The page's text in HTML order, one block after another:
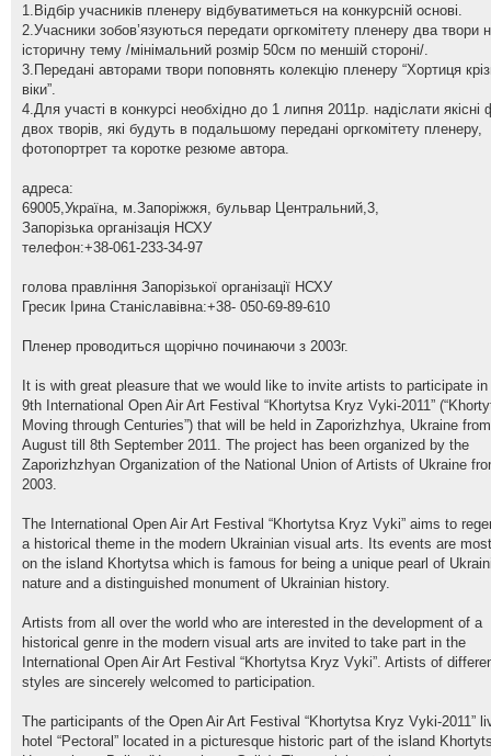
1.Відбір учасників пленеру відбуватиметься на конкурсній основі.
2.Учасники зобов’язуються передати оргкомітету пленеру два твори
історичну тему /мінімальний розмір 50см по меншій стороні/.
3.Передані авторами твори поповнять колекцію пленеру “Хортиця
віки”.
4.Для участі в конкурсі необхідно до 1 липня 2011р. надіслати якісні
двох творів, які будуть в подальшому передані оргкомітету пленеру,
фотопортрет та коротке резюме автора.
адреса:
69005,Україна, м.Запоріжжя, бульвар Центральний,3,
Запорізька організація НСХУ
телефон:+38-061-233-34-97
голова правління Запорізької організації НСХУ
Гресик Ірина Станіславівна:+38- 050-69-89-610
Пленер проводиться щорічно починаючи з 2003г.
It is with great pleasure that we would like to invite artists to participate in
9th International Open Air Art Festival “Khortytsa Kryz Vyki-2011”
Moving through Centuries”) that will be held in Zaporizhzhya, Ukraine
August till 8th September 2011. The project has been organized by the
Zaporizhzhyan Organization of the National Union of Artists of Ukraine
2003.
The International Open Air Art Festival “Khortytsa Kryz Vyki” aims to
a historical theme in the modern Ukrainian visual arts. Its events are
on the island Khortytsa which is famous for being a unique pearl of
nature and a distinguished monument of Ukrainian history.
Artists from all over the world who are interested in the development of a
historical genre in the modern visual arts are invited to take part in the
International Open Air Art Festival “Khortytsa Kryz Vyki”. Artists of
styles are sincerely welcomed to participation.
The participants of the Open Air Art Festival “Khortytsa Kryz Vyki-2011”
hotel “Pectoral” located in a picturesque historic part of the island